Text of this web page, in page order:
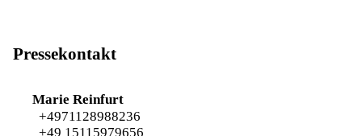
Pressekontakt
Marie Reinfurt
+4971128988236
+49 15115979656